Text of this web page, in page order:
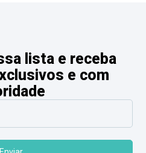
lista e receba
e com